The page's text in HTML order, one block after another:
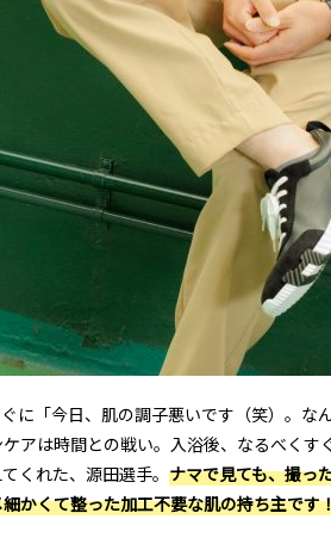
に「今日、肌の調子悪いです（笑）。な
アは時間との戦い。入浴後、なるべくす
くれた、源田選手。 ナマで見ても、撮っ
かくて整った加工不要な肌の持ち主です